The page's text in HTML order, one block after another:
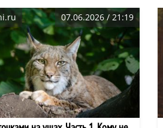
07.06.2026 / 21:19